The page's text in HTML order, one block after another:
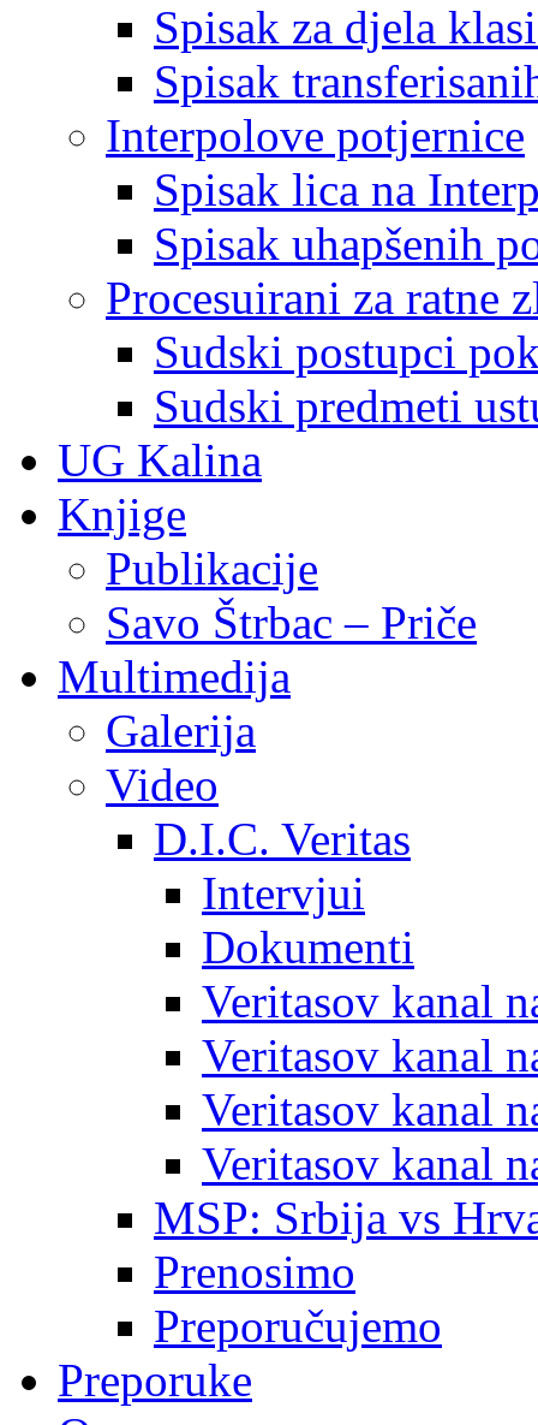
Spisak za djela
Spisak
Interpolove potjernice
Spisak lica na
Spisak uhapšenih
Procesuirani za ratne
Sudski postupci
Sudski predmeti
UG Kalina
Knjige
Publikacije
Savo Štrbac – Priče
Multimedija
Galerija
Video
D.I.C. Veritas
Intervjui
Dokumenti
Veritasov kanal
Veritasov kanal
Veritasov kanal
Veritasov kanal
MSP: Srbija vs
Prenosimo
Preporučujemo
Preporuke